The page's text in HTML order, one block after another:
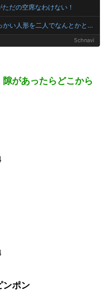
だの空席なわけない！
UFOキャッチャーでスヌーピーのでっかい人形を二人でなんとかとってやろうと悪戦苦闘していた
5chnavi
があったらどこから
ンポン